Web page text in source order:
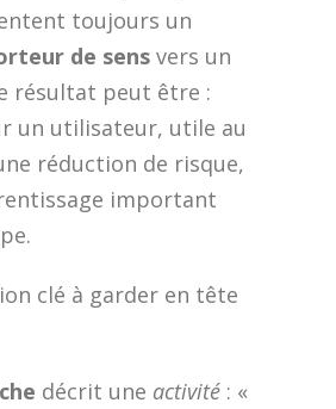
toujours un
de sens vers un
résultat peut être :
un utilisateur, utile au
réduction de risque,
important
clé à garder en tête
décrit une activité : «